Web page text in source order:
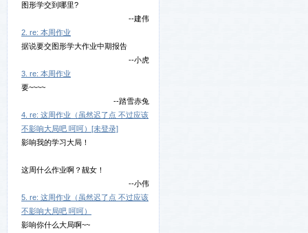
图形学交到哪里?
--建伟
2. re: 本周作业
据说要交图形学大作业中期报告
--小虎
3. re: 本周作业
要~~~~
--踏雪赤兔
4. re: 这周作业（虽然迟了点 不过应该
不影响大局吧 呵呵）[未登录]
影响我的学习大局！
这周什么作业啊？靓女！
--小伟
5. re: 这周作业（虽然迟了点 不过应该
不影响大局吧 呵呵）
影响你什么大局啊~~